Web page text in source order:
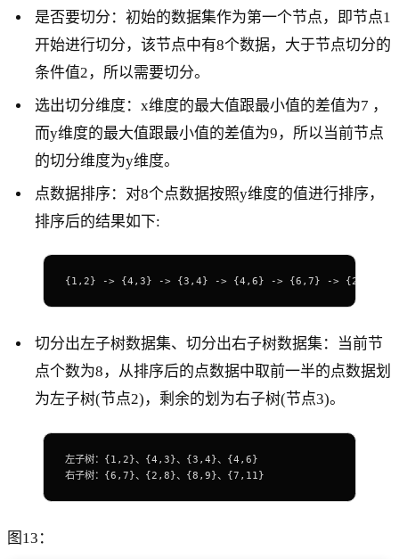
是否要切分：初始的数据集作为第一个节点，即节点1
开始进行切分，该节点中有8个数据，大于节点切分的
条件值2，所以需要切分。
选出切分维度：x维度的最大值跟最小值的差值为7 ，
而y维度的最大值跟最小值的差值为9，所以当前节点
的切分维度为y维度。
点数据排序：对8个点数据按照y维度的值进行排序，
排序后的结果如下:
{1,2} -> {4,3} -> {3,4} -> {4,6} -> {6,7} -> {2,8} ->
切分出左子树数据集、切分出右子树数据集：当前节
点个数为8，从排序后的点数据中取前一半的点数据划
为左子树(节点2)，剩余的划为右子树(节点3)。
左子树：{1,2}、{4,3}、{3,4}、{4,6}
右子树：{6,7}、{2,8}、{8,9}、{7,11}
图13：